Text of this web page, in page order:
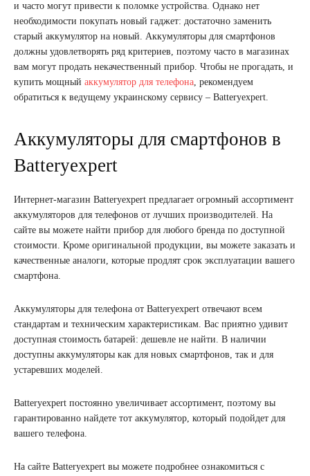
и часто могут привести к поломке устройства. Однако нет
необходимости покупать новый гаджет: достаточно заменить
старый аккумулятор на новый. Аккумуляторы для смартфонов
должны удовлетворять ряд критериев, поэтому часто в магазинах
вам могут продать некачественный прибор. Чтобы не прогадать, и
купить мощный аккумулятор для телефона, рекомендуем
обратиться к ведущему украинскому сервису – Batteryexpert.
Аккумуляторы для смартфонов в
Batteryexpert
Интернет-магазин Batteryexpert предлагает огромный ассортимент
аккумуляторов для телефонов от лучших производителей. На
сайте вы можете найти прибор для любого бренда по доступной
стоимости. Кроме оригинальной продукции, вы можете заказать и
качественные аналоги, которые продлят срок эксплуатации вашего
смартфона.
Аккумуляторы для телефона от Batteryexpert отвечают всем
стандартам и техническим характеристикам. Вас приятно удивит
доступная стоимость батарей: дешевле не найти. В наличии
доступны аккумуляторы как для новых смартфонов, так и для
устаревших моделей.
Batteryexpert постоянно увеличивает ассортимент, поэтому вы
гарантированно найдете тот аккумулятор, который подойдет для
вашего телефона.
На сайте Batteryexpert вы можете подробнее ознакомиться с